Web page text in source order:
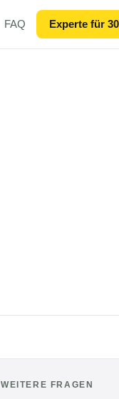
FAQ Experte für
WEITERE FRAGEN